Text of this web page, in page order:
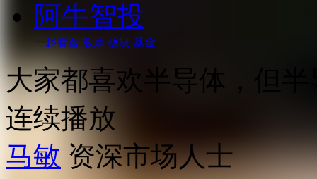
阿牛智投
一起看盘 股票 板块 基金
大家都喜欢半导体，但
连续播放
马敏 资深市场人士